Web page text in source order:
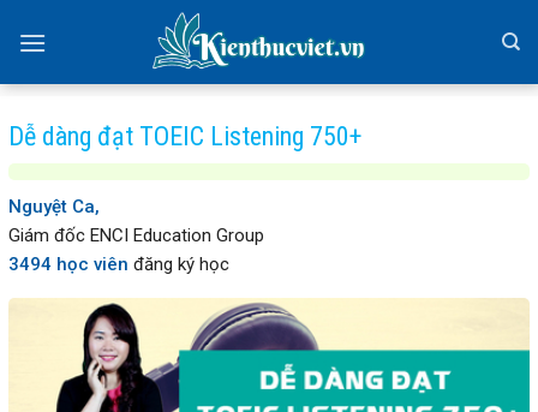
Dễ dàng đạt TOEIC Listening 750+
Nguyệt Ca,
Giám đốc ENCI Education Group
3494 học viên đăng ký học